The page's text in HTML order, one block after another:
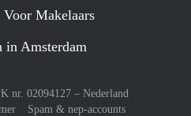
Voor Makelaars
in Amsterdam
nr. 02094127 – Nederland
Spam & nep-accounts